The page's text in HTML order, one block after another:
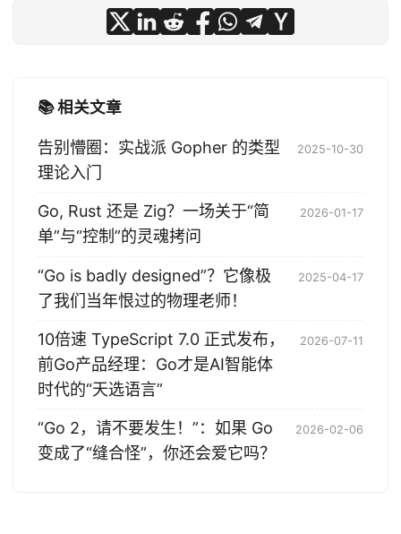
📚 相关文章
告别懵圈：实战派 Gopher 的类型
理论入门
2025-10-30
Go, Rust 还是 Zig？一场关于“简
单”与“控制”的灵魂拷问
2026-01-17
“Go is badly designed”？它像极
了我们当年恨过的物理老师！
2025-04-17
10倍速 TypeScript 7.0 正式发布，
前Go产品经理：Go才是AI智能体
时代的“天选语言”
2026-07-11
“Go 2，请不要发生！”：如果 Go
变成了“缝合怪”，你还会爱它吗？
2026-02-06